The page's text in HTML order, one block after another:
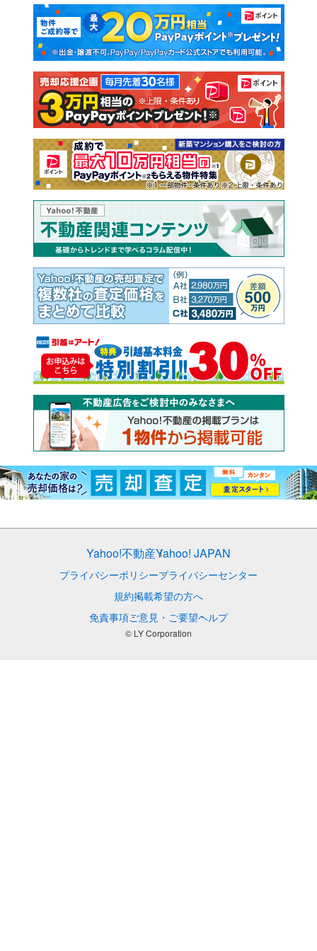
新築マンション 中古マンション
新築一戸建て 中古一戸建て
注文住宅 土地
売却査定
マンションカタログ 教えて！住まいの先生
Yahoo!不動産Yahoo! JAPAN
プライバシーポリシープライバシーセンター
規約掲載希望の方へ
免責事項ご意見・ご要望ヘルプ
© LY Corporation